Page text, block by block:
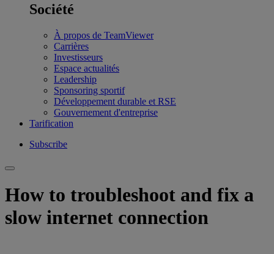
Société
À propos de TeamViewer
Carrières
Investisseurs
Espace actualités
Leadership
Sponsoring sportif
Développement durable et RSE
Gouvernement d'entreprise
Tarification
Subscribe
How to troubleshoot and fix a
slow internet connection